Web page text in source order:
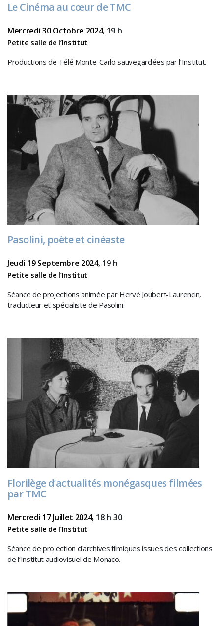
Le Cinéma au cœur de TMC
Mercredi 30 Octobre 2024, 19 h
Petite salle de l’Institut
Productions de Télé Monte-Carlo sauvegardées par l’Institut.
Pasolini, poète et cinéaste
Jeudi 19 Septembre 2024, 19 h
Petite salle de l’Institut
Séance de projections animée par Hervé Joubert-Laurencin,
traducteur et spécialiste de Pasolini.
Florilège d’actualités monégasques filmées
par TMC
Mercredi 17 Juillet 2024, 18 h 30
Petite salle de l’Institut
Séance de projection d’archives filmiques issues des collections
de l’Institut audiovisuel de Monaco.